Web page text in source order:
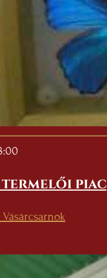
piac